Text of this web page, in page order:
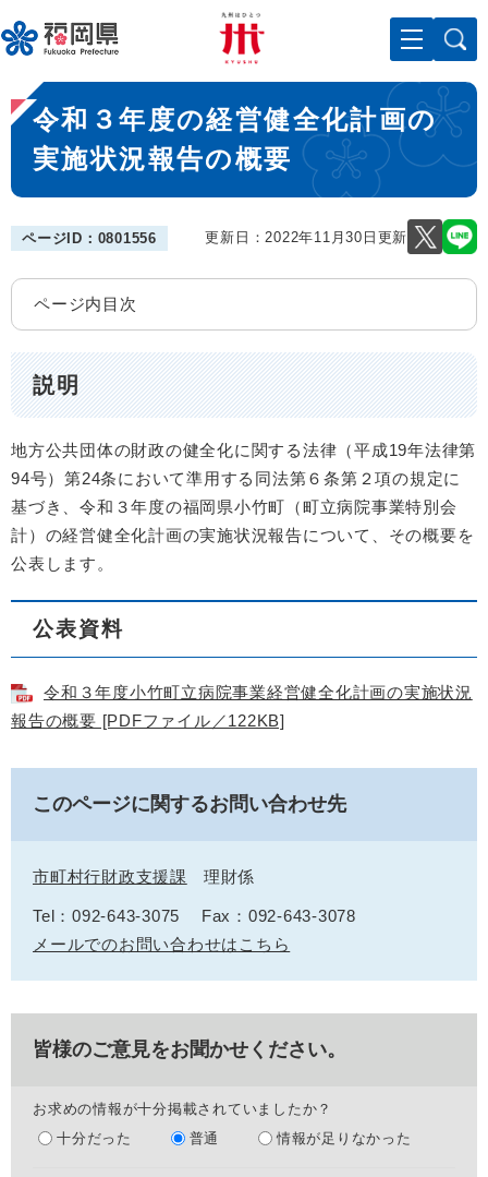
ー
ジ
先
頭
。
メニューを飛ばして本文へ
本
文
令和３年度の経営健全化計画の
実施状況報告の概要
ページID：0801556 更新日：2022年11月30日更新
ページ内目次
説明
地方公共団体の財政の健全化に関する法律（平成19年法律第
94号）第24条において準用する同法第６条第２項の規定に
基づき、令和３年度の福岡県小竹町（町立病院事業特別会
計）の経営健全化計画の実施状況報告について、その概要を
公表します。
公表資料
令和３年度小竹町立病院事業経営健全化計画の実施状況
報告の概要 [PDFファイル／122KB]
このページに関するお問い合わせ先
市町村行財政支援課 理財係
Tel：092-643-3075
Fax：092-643-3078
メールでのお問い合わせはこちら
皆様のご意見をお聞かせください。
お求めの情報が十分掲載されていましたか？
十分だった
普通 情報が足りなかった